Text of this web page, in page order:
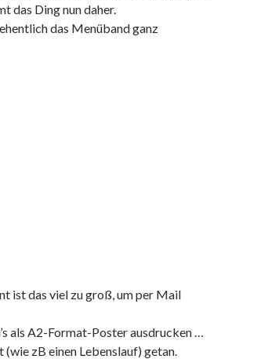
das Ding nun daher.
das Menüband ganz
ist das viel zu groß, um per Mail
als A2-Format-Poster ausdrucken …
zB einen Lebenslauf) getan.